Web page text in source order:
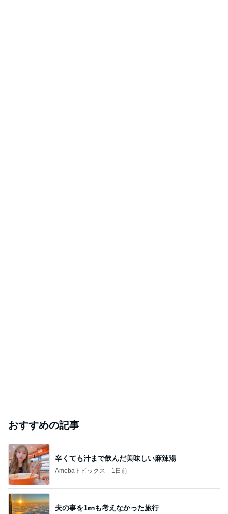
おすすめの記事
辛くても汁まで飲んだ美味しい麻辣湯
Amebaトピックス 1日前
夫の事を1㎜も考えなかった旅行